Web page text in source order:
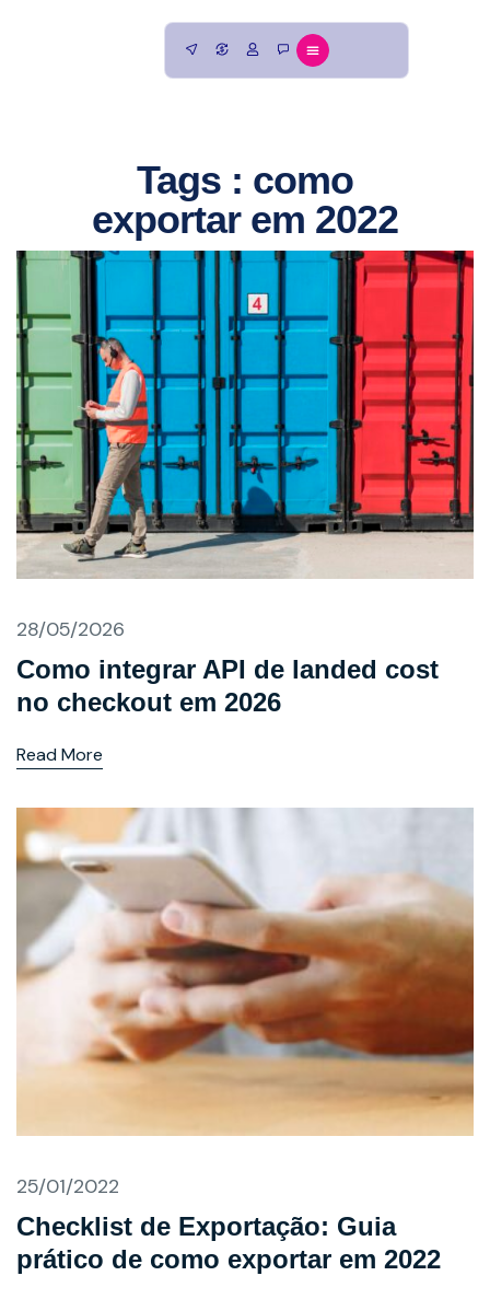
Tags : como
exportar em 2022
28/05/2026
Como integrar API de landed cost
no checkout em 2026
Read More
25/01/2022
Checklist de Exportação: Guia
prático de como exportar em 2022